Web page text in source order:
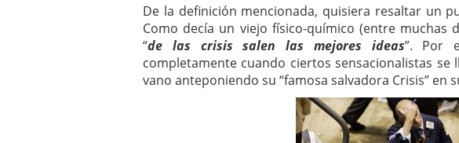
De la definición mencionada, quisiera resaltar un
Como decía un viejo físico-químico (entre muchas
“de las crisis salen las mejores ideas”. Por
completamente cuando ciertos sensacionalistas se
vano anteponiendo su “famosa salvadora Crisis” en